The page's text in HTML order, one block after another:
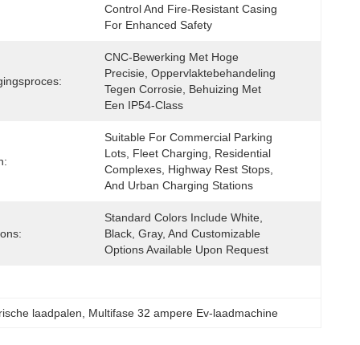
Control And Fire-Resistant Casing
For Enhanced Safety
CNC-Bewerking Met Hoge
Precisie, Oppervlaktebehandeling
Tegen Corrosie, Behuizing Met
Een IP54-Class
Suitable For Commercial Parking
Lots, Fleet Charging, Residential
Complexes, Highway Rest Stops,
And Urban Charging Stations
Standard Colors Include White,
Black, Gray, And Customizable
Options Available Upon Request
laadpalen Multifase 32 ampere Ev-laadmachine